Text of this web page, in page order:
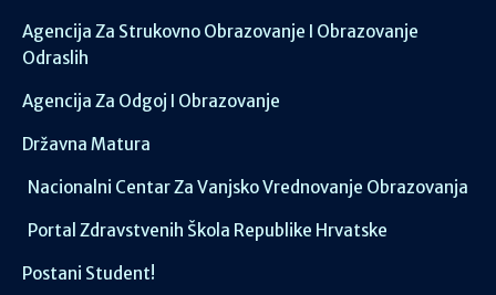
Agencija Za Strukovno Obrazovanje I Obrazovanje
Odraslih
Agencija Za Odgoj I Obrazovanje
Državna Matura
Nacionalni Centar Za Vanjsko Vrednovanje Obrazovanja
Portal Zdravstvenih Škola Republike Hrvatske
Postani Student!